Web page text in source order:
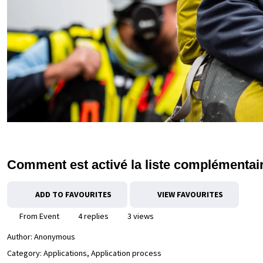
Comment est activé la liste
ADD TO FAVOURITES VIEW FAVOURITES
From Event 4 replies
3 views
Author: Anonymous
Category: Applications, Application process